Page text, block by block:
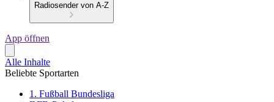
Radiosender von A-Z
App öffnen
Alle Inhalte
Beliebte Sportarten
1. Fußball Bundesliga